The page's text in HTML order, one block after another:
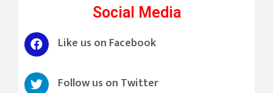
Social Media
Like us on Facebook
Follow us on Twitter